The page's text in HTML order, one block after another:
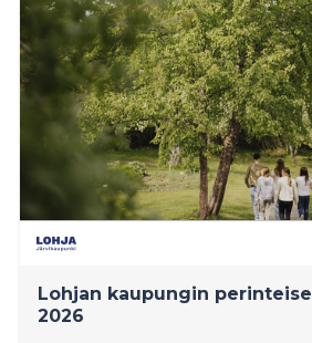
samalla työn merkityksellisyyttä,
yrityksen vastuullisuustyötä.
Lohjan kaupungin
2026